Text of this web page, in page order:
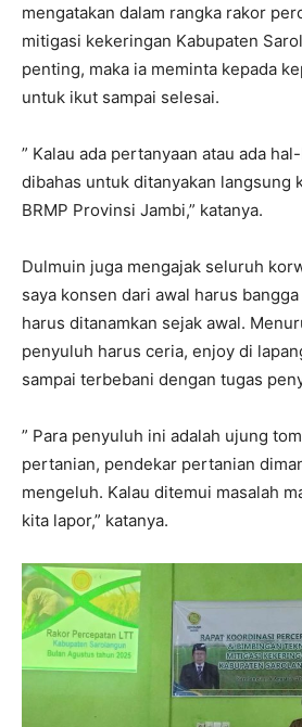
mengatakan dalam rangka rakor
mitigasi kekeringan Kabupaten
penting, maka ia meminta kepada
untuk ikut sampai selesai.
” Kalau ada pertanyaan atau ada
dibahas untuk ditanyakan langsung
BRMP Provinsi Jambi,” katanya.
Dulmuin juga mengajak seluruh
saya konsen dari awal harus
harus ditanamkan sejak awal.
penyuluh harus ceria, enjoy di
sampai terbebani dengan tugas
” Para penyuluh ini adalah ujung
pertanian, pendekar pertanian
mengeluh. Kalau ditemui masalah
kita lapor,” katanya.